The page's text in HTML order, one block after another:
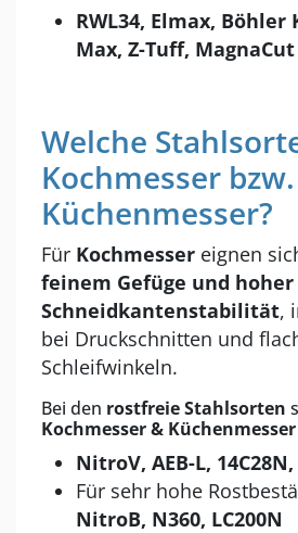
RWL34, Elmax, Böhler
Max, Z-Tuff, MagnaCut
Welche
Kochmesser bzw.
Küchenmesser?
Für Kochmesser eignen
feinem Gefüge und hoher
Schneidkantenstabilität,
bei Druckschnitten und
Schleifwinkeln.
Bei den rostfreie Stahlsorten
Kochmesser & Küchenmesser
NitroV, AEB-L, 14C28N,
Für sehr hohe
NitroB, N360, LC200N